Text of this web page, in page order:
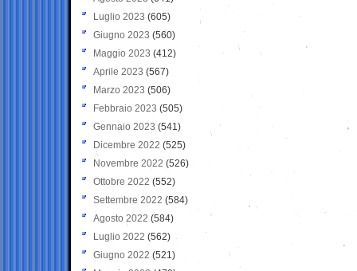
Luglio 2023 (605)
Giugno 2023 (560)
Maggio 2023 (412)
Aprile 2023 (567)
Marzo 2023 (506)
Febbraio 2023 (505)
Gennaio 2023 (541)
Dicembre 2022 (525)
Novembre 2022 (526)
Ottobre 2022 (552)
Settembre 2022 (584)
Agosto 2022 (584)
Luglio 2022 (562)
Giugno 2022 (521)